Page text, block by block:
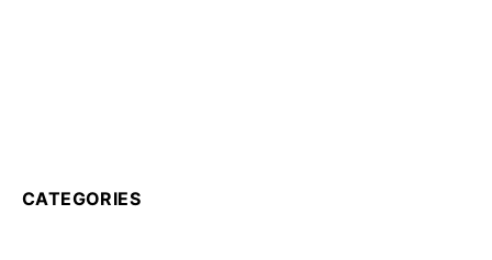
CATEGORIES